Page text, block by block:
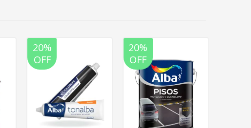
20%
OFF
20%
OFF